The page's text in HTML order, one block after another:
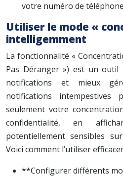
votre numéro de
Utiliser le mode «
intelligemment
La fonctionnalité «
Pas Déranger ») est un
notifications et mieux
notifications intempestives
seulement votre
confidentialité, en
potentiellement sensibles
Voici comment l’utiliser
**Configurer différents